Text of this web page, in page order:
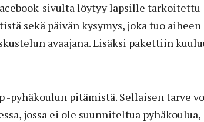
sivulta löytyy lapsille tarkoitettu
sekä päivän kysymys, joka tuo aiheen
avaajana. Lisäksi pakettiin
-pyhäkoulun pitämistä. Sellaisen tarve
jossa ei ole suunniteltua pyhäkoulua,